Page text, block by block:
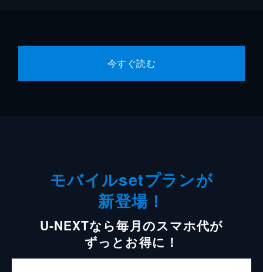
今すぐ読む
モバイルsetプランが
新登場！
U-NEXTなら毎月のスマホ代が
ずっとお得に！